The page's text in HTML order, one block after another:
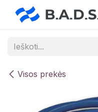
Skip to Content
Visos prekės